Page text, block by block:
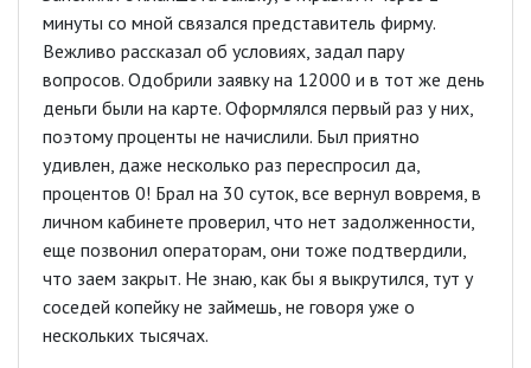
минуты со мной связался представитель фирму.
Вежливо рассказал об условиях, задал пару
вопросов. Одобрили заявку на 12000 и в тот же день
деньги были на карте. Оформлялся первый раз у них,
поэтому проценты не начислили. Был приятно
удивлен, даже несколько раз переспросил да,
процентов 0! Брал на 30 суток, все вернул вовремя, в
личном кабинете проверил, что нет задолженности,
еще позвонил операторам, они тоже подтвердили,
что заем закрыт. Не знаю, как бы я выкрутился, тут у
соседей копейку не займешь, не говоря уже о
нескольких тысячах.